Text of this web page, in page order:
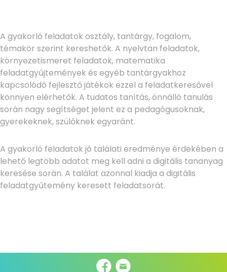
A gyakorló feladatok osztály, tantárgy, fogalom,
témakör szerint kereshetők. A nyelvtan feladatok,
környezetismeret feladatok, matematika
feladatgyűjtemények és egyéb tantárgyakhoz
kapcsolódó fejlesztő játékok ezzel a feladatkeresővel
könnyen elérhetők. A tudatos tanítás, önnálló tanulás
során nagy segítséget jelent ez a pedagógusoknak,
gyerekeknek, szülőknek egyaránt.
A gyakorló feladatok jó találati eredménye érdekében a
lehető legtöbb adatot meg kell adni a digitális tananyag
keresése során. A találat azonnal kiadja a digitális
feladatgyűtemény keresett feladatsorát.